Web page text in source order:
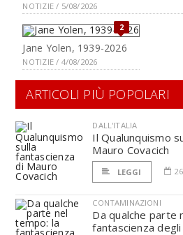
NOTIZIE / 5/08/2026
2
Jane Yolen, 1939-2026
NOTIZIE / 4/08/2026
ARTICOLI PIÙ POPOLARI
DALL'ITALIA
Il Qualunquismo
Mauro Covacich
LEGGI
CONTAMINAZIONI
Da qualche parte
fantascienza